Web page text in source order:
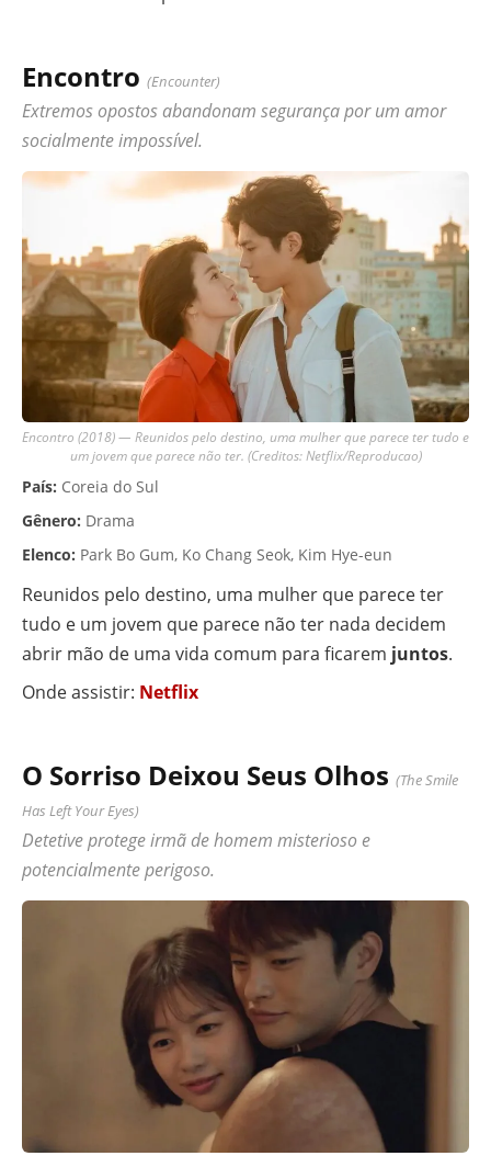
Encontro (Encounter)
Extremos opostos abandonam segurança por um amor
socialmente impossível.
Encontro (2018) — Reunidos pelo destino, uma mulher que parece ter tudo e
um jovem que parece não ter. (Creditos: Netflix/Reproducao)
País: Coreia do Sul
Gênero: Drama
Elenco: Park Bo Gum, Ko Chang Seok, Kim Hye-eun
Reunidos pelo destino, uma mulher que parece ter
tudo e um jovem que parece não ter nada decidem
abrir mão de uma vida comum para ficarem juntos.
Onde assistir: Netflix
O Sorriso Deixou Seus Olhos (The Smile
Has Left Your Eyes)
Detetive protege irmã de homem misterioso e
potencialmente perigoso.